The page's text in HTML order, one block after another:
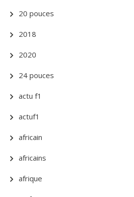
20 pouces
2018
2020
24 pouces
actu f1
actuf1
africain
africains
afrique